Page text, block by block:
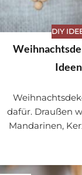
DIY
dafür. Draußen
Mandarinen,